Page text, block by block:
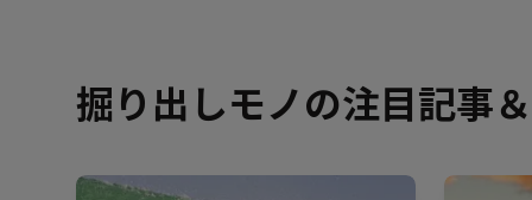
掘り出しモノの注目記事